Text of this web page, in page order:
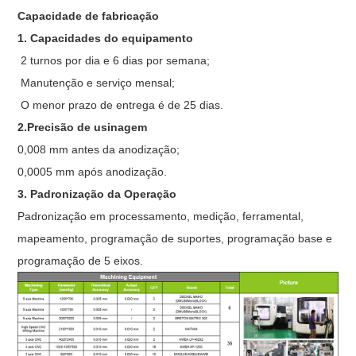
Capacidade de fabricação
1. Capacidades do equipamento
2 turnos por dia e 6 dias por semana;
Manutenção e serviço mensal;
O menor prazo de entrega é de 25 dias.
2.Precisão de usinagem
0,008 mm antes da anodização;
0,0005 mm após anodização.
3. Padronização da Operação
Padronização em processamento, medição, ferramental,
mapeamento, programação de suportes, programação base e
programação de 5 eixos.